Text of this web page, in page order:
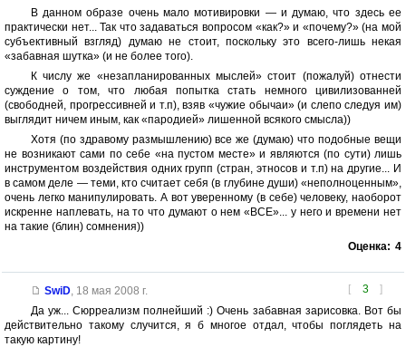
В данном образе очень мало мотивировки — и думаю, что здесь ее
практически нет... Так что задаваться вопросом «как?» и «почему?» (на мой
субъективный взгляд) думаю не стоит, поскольку это всего-лишь некая
«забавная шутка» (и не более того).
К числу же «незапланированных мыслей» стоит (пожалуй) отнести
суждение о том, что любая попытка стать немного цивилизованней
(свободней, прогрессивней и т.п), взяв «чужие обычаи» (и слепо следуя им)
выглядит ничем иным, как «пародией» лишенной всякого смысла))
Хотя (по здравому размышлению) все же (думаю) что подобные вещи
не возникают сами по себе «на пустом месте» и являются (по сути) лишь
инструментом воздействия одних групп (стран, этносов и т.п) на другие... И
в самом деле — теми, кто считает себя (в глубине души) «неполноценным»,
очень легко манипулировать. А вот уверенному (в себе) человеку, наоборот
искренне наплевать, на то что думают о нем «ВСЕ»... у него и времени нет
на такие (блин) сомнения))
Оценка: 4
[ 3 ]
SwiD, 18 мая 2008 г.
Да уж... Сюрреализм полнейший :) Очень забавная зарисовка. Вот бы
действительно такому случится, я б многое отдал, чтобы поглядеть на
такую картину!